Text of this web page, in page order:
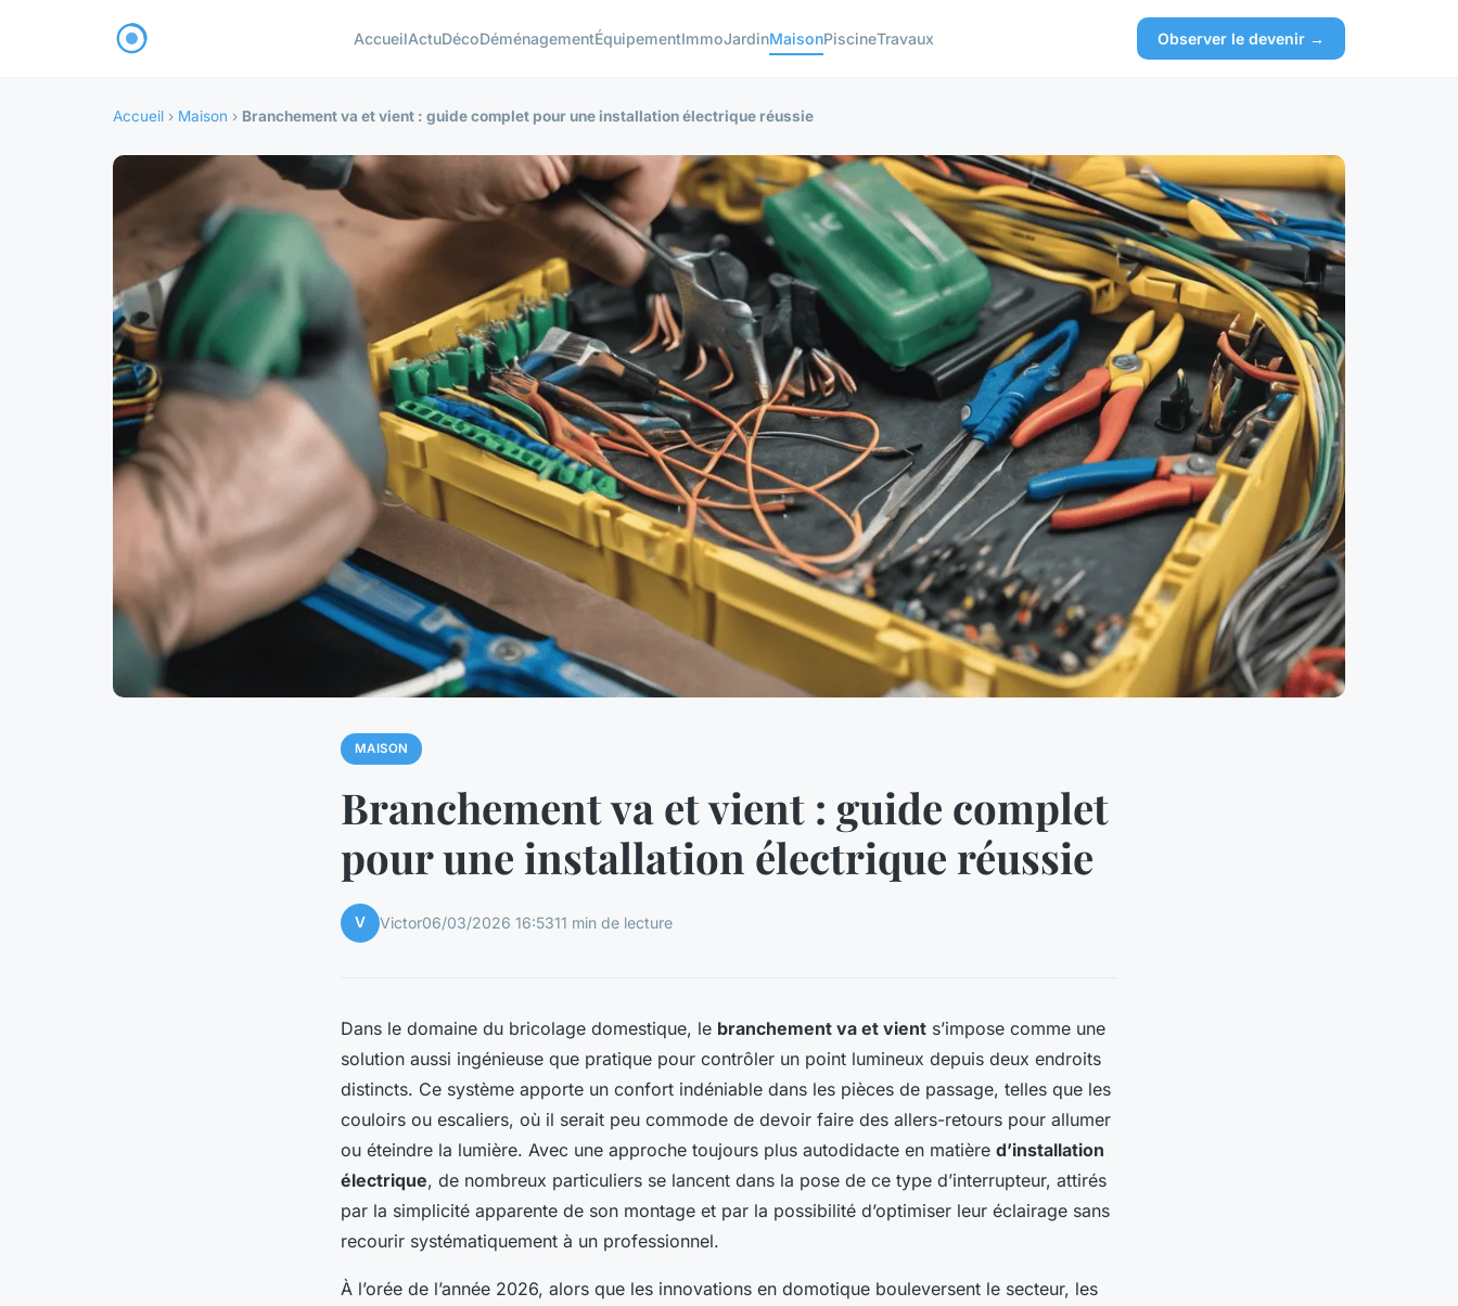
AccueilActuDécoDéménagementÉquipementImmoJardinMaisonPiscineTravaux Observer le devenir →
Accueil › Maison › Branchement va et vient : guide complet pour une installation électrique réussie
MAISON
Branchement va et vient : guide complet
pour une installation électrique réussie
V Victor06/03/2026 16:5311 min de lecture
Dans le domaine du bricolage domestique, le branchement va et vient s’impose comme une
solution aussi ingénieuse que pratique pour contrôler un point lumineux depuis deux endroits
distincts. Ce système apporte un confort indéniable dans les pièces de passage, telles que les
couloirs ou escaliers, où il serait peu commode de devoir faire des allers-retours pour allumer
ou éteindre la lumière. Avec une approche toujours plus autodidacte en matière d’installation
électrique, de nombreux particuliers se lancent dans la pose de ce type d’interrupteur, attirés
par la simplicité apparente de son montage et par la possibilité d’optimiser leur éclairage sans
recourir systématiquement à un professionnel.
À l’orée de l’année 2026, alors que les innovations en domotique bouleversent le secteur, les